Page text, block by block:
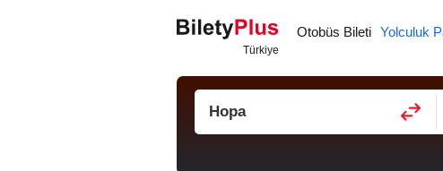
Otobüs Bileti Yolculuk